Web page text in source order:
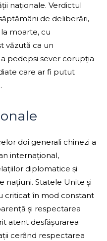
naționale. Verdictul
de deliberări,
moarte, cu
văzută ca un
pedepsi sever corupția
care ar fi putut
doi generali chinezi a
internațional,
diplomatice și
națiuni. Statele Unite și
criticat în mod constant
și respectarea
atent desfășurarea
cerând respectarea